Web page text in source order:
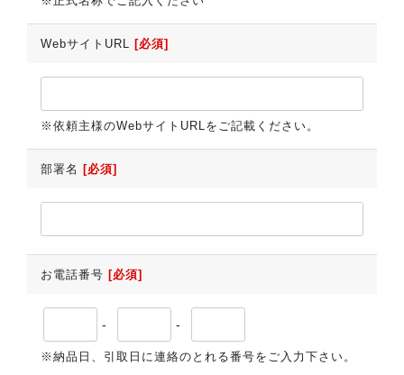
WebサイトURL [必須]
※依頼主様のWebサイトURLをご記載ください。
部署名 [必須]
お電話番号 [必須]
- -
※納品日、引取日に連絡のとれる番号をご入力下さい。